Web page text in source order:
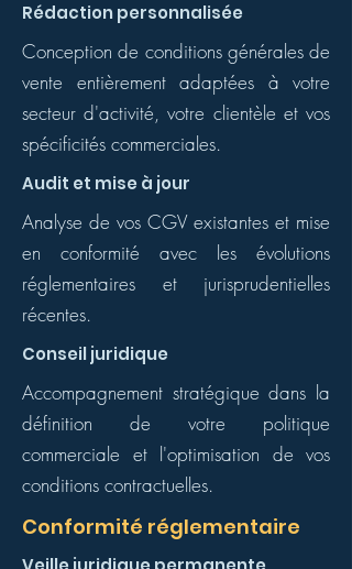
Rédaction personnalisée
Conception de conditions générales de
vente entièrement adaptées à votre
secteur d'activité, votre clientèle et vos
spécificités commerciales.
Audit et mise à jour
Analyse de vos CGV existantes et mise
en conformité avec les évolutions
réglementaires et jurisprudentielles
récentes.
Conseil juridique
Accompagnement stratégique dans la
définition de votre politique
commerciale et l'optimisation de vos
conditions contractuelles.
Conformité réglementaire